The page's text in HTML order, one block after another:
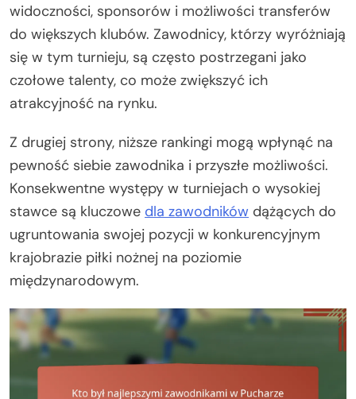
widoczności, sponsorów i możliwości transferów
do większych klubów. Zawodnicy, którzy wyróżniają
się w tym turnieju, są często postrzegani jako
czołowe talenty, co może zwiększyć ich
atrakcyjność na rynku.
Z drugiej strony, niższe rankingi mogą wpłynąć na
pewność siebie zawodnika i przyszłe możliwości.
Konsekwentne występy w turniejach o wysokiej
stawce są kluczowe dla zawodników dążących do
ugruntowania swojej pozycji w konkurencyjnym
krajobrazie piłki nożnej na poziomie
międzynarodowym.